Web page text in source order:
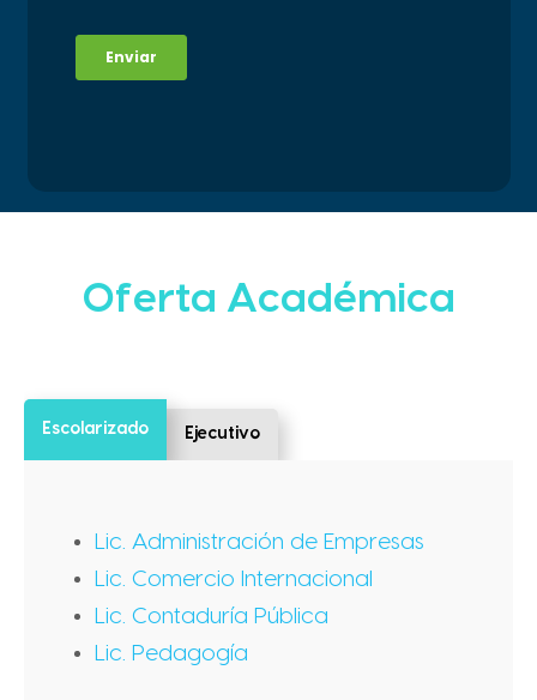
Oferta Académica
Escolarizado Ejecutivo
Lic. Administración de Empresas
Lic. Comercio Internacional
Lic. Contaduría Pública
Lic. Pedagogía